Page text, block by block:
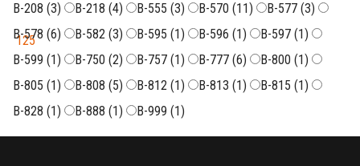
B-208 (3)
B-218 (4) B-555 (3) B-570 (11)
B-577 (3)
B-578 (6)
B-582 (3) B-595 (1) B-596 (1)
B-597 (1)
B-599 (1)
B-750 (2) B-757 (1) B-777 (6)
B-800 (1)
B-805 (1)
B-808 (5) B-812 (1) B-813 (1)
B-815 (1)
B-828 (1)
B-888 (1) B-999 (1)